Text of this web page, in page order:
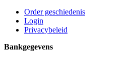
Order geschiedenis
Login
Privacybeleid
Bankgegevens